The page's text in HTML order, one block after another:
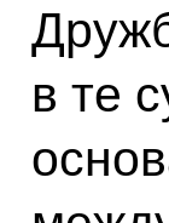
в те